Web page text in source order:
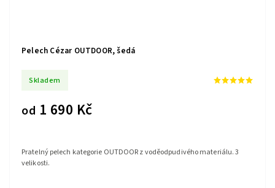
Pelech Cézar OUTDOOR, šedá
Skladem
od 1 690 Kč
Pratelný pelech kategorie OUTDOOR z voděodpudivého materiálu. 3
velikosti.